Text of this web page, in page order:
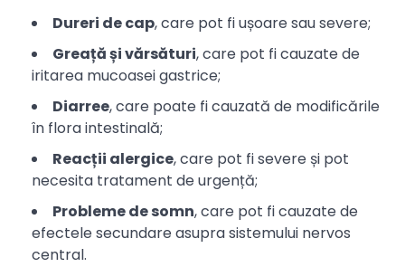
Dureri de cap, care pot fi ușoare sau severe;
Greață și vărsături, care pot fi cauzate de
iritarea mucoasei gastrice;
Diarree, care poate fi cauzată de modificările
în flora intestinală;
Reacții alergice, care pot fi severe și pot
necesita tratament de urgență;
Probleme de somn, care pot fi cauzate de
efectele secundare asupra sistemului nervos
central.